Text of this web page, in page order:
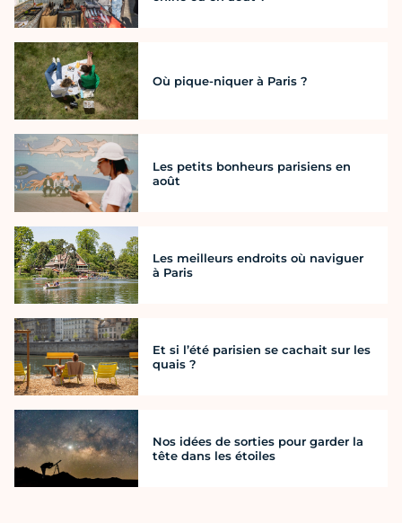
Où pique-niquer à Paris ?
Les petits bonheurs parisiens en
août
Les meilleurs endroits où naviguer
à Paris
Et si l’été parisien se cachait sur les
quais ?
Nos idées de sorties pour garder la
tête dans les étoiles